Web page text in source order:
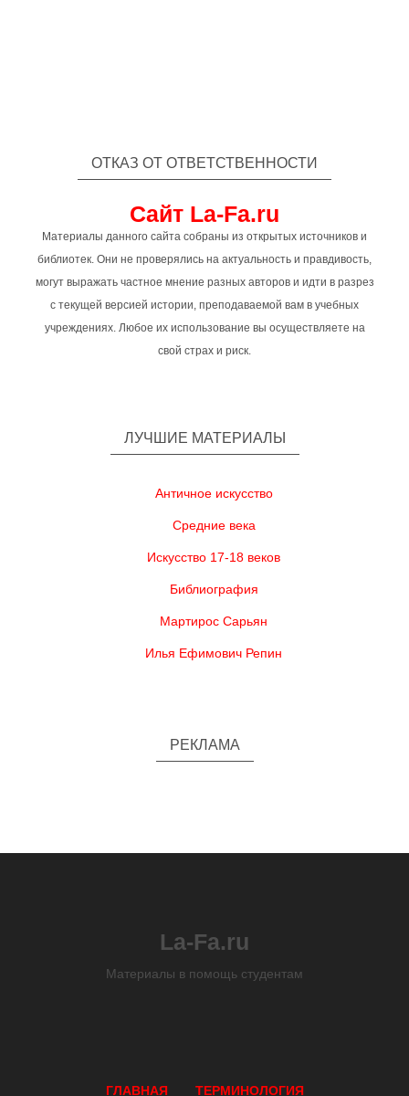
ОТКАЗ ОТ ОТВЕТСТВЕННОСТИ
Сайт La-Fa.ru
Материалы данного сайта собраны из открытых источников и
библиотек. Они не проверялись на актуальность и правдивость,
могут выражать частное мнение разных авторов и идти в разрез
с текущей версией истории, преподаваемой вам в учебных
учреждениях. Любое их использование вы осуществляете на
свой страх и риск.
ЛУЧШИЕ МАТЕРИАЛЫ
Античное искусство
Средние века
Искусство 17-18 веков
Библиография
Мартирос Сарьян
Илья Ефимович Репин
РЕКЛАМА
La-Fa.ru
Материалы в помощь студентам
ГЛАВНАЯ ТЕРМИНОЛОГИЯ